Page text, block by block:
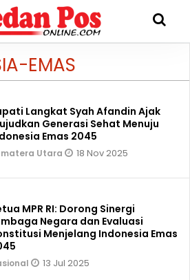
EMAS
Langkat Syah Afandin Ajak
Generasi Sehat Menuju
Emas 2045
Utara 18 Nov 2025
MPR RI: Dorong Sinergi
Negara dan Evaluasi
Menjelang Indonesia Emas
13 Jul 2025